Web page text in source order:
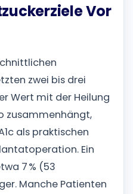
Vor
zwei bis drei
Wert mit der Heilung
zusammenhängt,
als praktischen
Ein
7 % (53
Manche Patienten